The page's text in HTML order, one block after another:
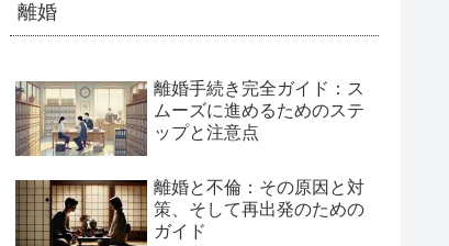
離婚
離婚手続き完全ガイド：ス
ムーズに進めるためのステ
ップと注意点
離婚と不倫：その原因と対
策、そして再出発のための
ガイド